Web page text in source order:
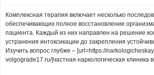
Комплексная терапия включает несколько
обеспечивающих полное восстановление
пациента. Каждый из них направлен на решение
устранения интоксикации до закрепления
Изучить вопрос глубже – [url=https://
volgograde17.ru/]частная наркологическая клиника